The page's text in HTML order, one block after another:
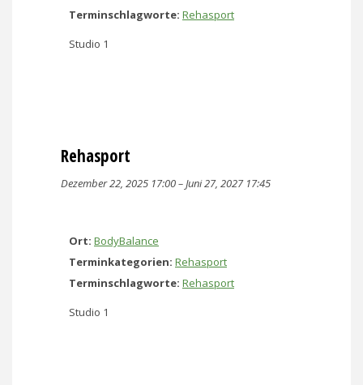
Terminschlagworte: Rehasport
Studio 1
Rehasport
Dezember 22, 2025 17:00–Juni 27, 2027 17:45
Ort: BodyBalance
Terminkategorien: Rehasport
Terminschlagworte: Rehasport
Studio 1